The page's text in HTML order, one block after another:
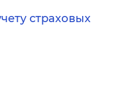
страховых